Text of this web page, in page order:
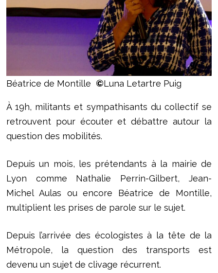
Béatrice de Montille ©Luna Letartre Puig
À 19h, militants et sympathisants du collectif se
retrouvent pour écouter et débattre autour la
question des mobilités.
Depuis un mois, les prétendants à la mairie de
Lyon comme Nathalie Perrin-Gilbert, Jean-
Michel Aulas ou encore Béatrice de Montille,
multiplient les prises de parole sur le sujet.
Depuis l’arrivée des écologistes à la tête de la
Métropole, la question des transports est
devenu un sujet de clivage récurrent.